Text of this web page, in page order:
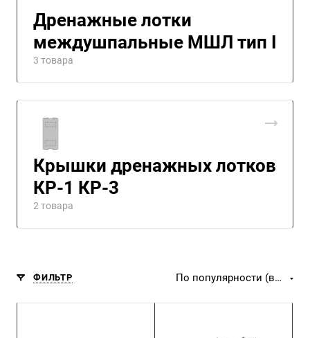
Дренажные лотки
междушпальные МШЛ тип I
3 товара
Крышки дренажных лотков
КР-1 КР-3
2 товара
ФИЛЬТР По популярности (возрастание)